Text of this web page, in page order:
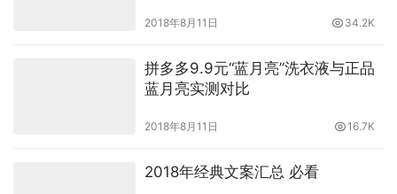
2018年8月11日 34.2K
拼多多9.9元“蓝月亮”洗衣液与正品
蓝月亮实测对比
2018年8月11日 16.7K
2018年经典文案汇总 必看